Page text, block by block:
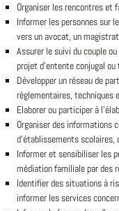
Organiser les rencontres et
Informer les personnes sur
vers un avocat, un
Assurer le suivi du couple
projet d'entente conjugal ou
Développer un réseau de
règlementaires, techniques
Elaborer ou participer à
Organiser des informations
d'établissements
Informer et sensibiliser les
médiation familiale par des
Identifier des situations à
informer les services